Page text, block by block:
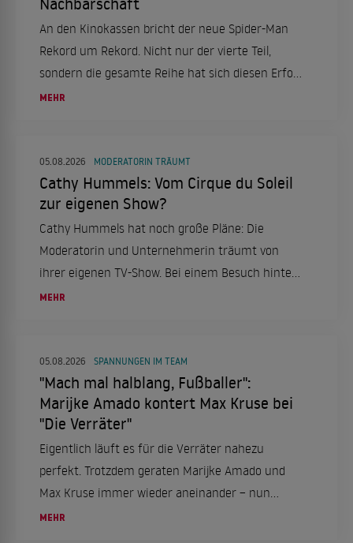
An den Kinokassen bricht der neue Spider-Man
Rekord um Rekord. Nicht nur der vierte Teil,
sondern die gesamte Reihe hat sich diesen Erfolg
mehr als verdient. Eine Filmkritik.
MEHR
05.08.2026 MODERATORIN TRÄUMT
Cathy Hummels: Vom Cirque du Soleil
zur eigenen Show?
Cathy Hummels hat noch große Pläne: Die
Moderatorin und Unternehmerin träumt von
ihrer eigenen TV-Show. Bei einem Besuch hinter
den Kulissen des "Cirque du Soleil" in Berlin
MEHR
05.08.2026 SPANNUNGEN IM TEAM
"Mach mal halblang, Fußballer":
Marijke Amado kontert Max Kruse bei
"Die Verräter"
Eigentlich läuft es für die Verräter nahezu
perfekt. Trotzdem geraten Marijke Amado und
Max Kruse immer wieder aneinander – nun
schießt sie zurück.
MEHR